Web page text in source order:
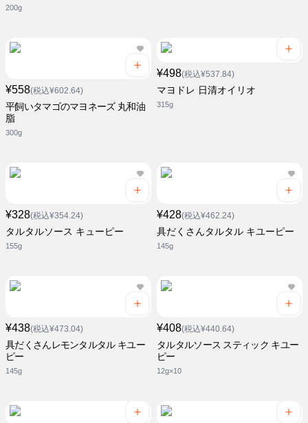
200g
¥558(税込¥602.64)
平飼いタマゴのマヨネーズ 丸和油
脂
300g
¥498(税込¥537.84)
マヨドレ 日清オイリオ
315g
¥328(税込¥354.24)
タルタルソース キューピー
155g
¥428(税込¥462.24)
具だくさんタルタル キユーピー
145g
¥438(税込¥473.04)
具だくさんレモンタルタル キユー
ピー
145g
¥408(税込¥440.64)
タルタルソース スティック キユー
ピー
12g×10